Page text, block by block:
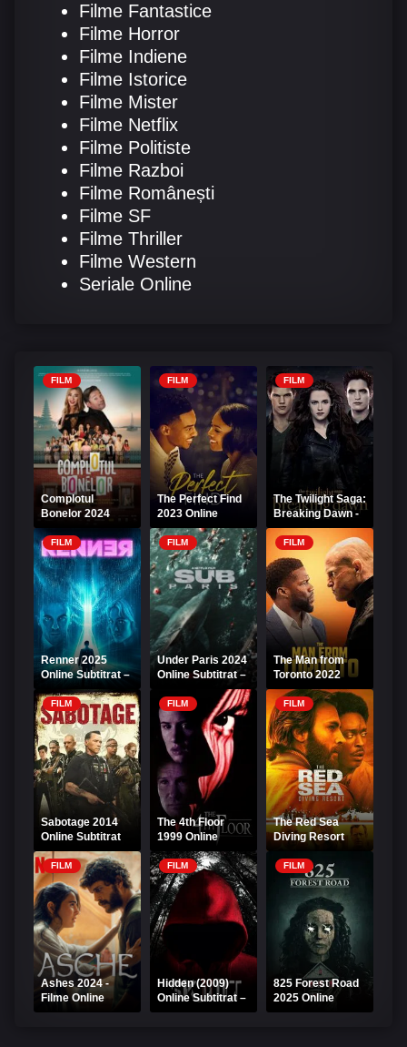
Filme Fantastice
Filme Horror
Filme Indiene
Filme Istorice
Filme Mister
Filme Netflix
Filme Politiste
Filme Razboi
Filme Românești
Filme SF
Filme Thriller
Filme Western
Seriale Online
FILM
Complotul
Bonelor 2024
Online Subtitrat
FILM
The Perfect Find
2023 Online
Subtitrat
FILM
The Twilight Saga:
Breaking Dawn -
Part 2 Online
Subtitrat
FILM
Renner 2025
Online Subtitrat –
Mister și Acțiune
HD
FILM
Under Paris 2024
Online Subtitrat –
Aventură sub
oraș
FILM
The Man from
Toronto 2022
Online Subtitrat -
Bărbatul din
Toronto
FILM
Sabotage 2014
Online Subtitrat
FILM
The 4th Floor
1999 Online
Subtitrat
FILM
The Red Sea
Diving Resort
Subtitrat
FILM
Ashes 2024 -
Filme Online
Subtitrate
FILM
Hidden (2009)
Online Subtitrat –
Thriller Intens
FILM
825 Forest Road
2025 Online
Subtitrat